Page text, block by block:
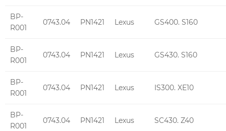
BP-
R001
0743.04 PN1421 Lexus GS400. S160
BP-
R001
0743.04 PN1421 Lexus GS430. S160
BP-
R001
0743.04 PN1421 Lexus IS300. XE10
BP-
R001
0743.04 PN1421 Lexus SC430. Z40